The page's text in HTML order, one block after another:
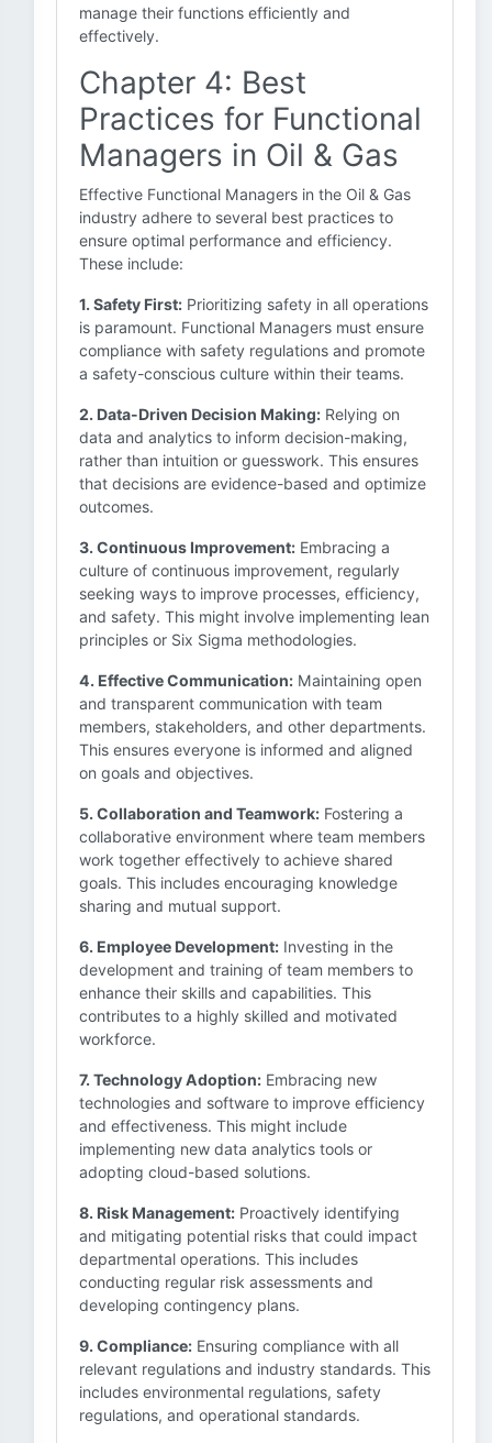
manage their functions efficiently and
effectively.
Chapter 4: Best
Practices for Functional
Managers in Oil & Gas
Effective Functional Managers in the Oil & Gas
industry adhere to several best practices to
ensure optimal performance and efficiency.
These include:
1. Safety First: Prioritizing safety in all operations
is paramount. Functional Managers must ensure
compliance with safety regulations and promote
a safety-conscious culture within their teams.
2. Data-Driven Decision Making: Relying on
data and analytics to inform decision-making,
rather than intuition or guesswork. This ensures
that decisions are evidence-based and optimize
outcomes.
3. Continuous Improvement: Embracing a
culture of continuous improvement, regularly
seeking ways to improve processes, efficiency,
and safety. This might involve implementing lean
principles or Six Sigma methodologies.
4. Effective Communication: Maintaining open
and transparent communication with team
members, stakeholders, and other departments.
This ensures everyone is informed and aligned
on goals and objectives.
5. Collaboration and Teamwork: Fostering a
collaborative environment where team members
work together effectively to achieve shared
goals. This includes encouraging knowledge
sharing and mutual support.
6. Employee Development: Investing in the
development and training of team members to
enhance their skills and capabilities. This
contributes to a highly skilled and motivated
workforce.
7. Technology Adoption: Embracing new
technologies and software to improve efficiency
and effectiveness. This might include
implementing new data analytics tools or
adopting cloud-based solutions.
8. Risk Management: Proactively identifying
and mitigating potential risks that could impact
departmental operations. This includes
conducting regular risk assessments and
developing contingency plans.
9. Compliance: Ensuring compliance with all
relevant regulations and industry standards. This
includes environmental regulations, safety
regulations, and operational standards.